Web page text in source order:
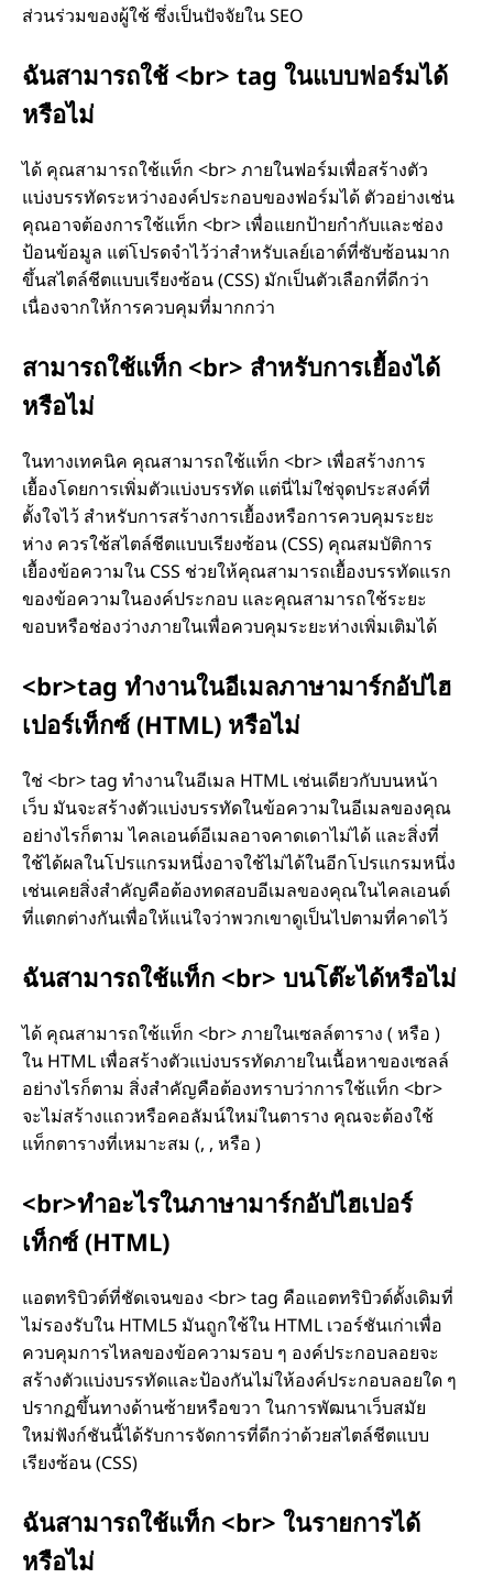
ส่วนร่วมของผู้ใช้ ซึ่งเป็นปัจจัยใน SEO
ฉันสามารถใช้ <br> tag ในแบบฟอร์มได้
หรือไม่
ได้ คุณสามารถใช้แท็ก <br> ภายในฟอร์มเพื่อสร้างตัว
แบ่งบรรทัดระหว่างองค์ประกอบของฟอร์มได้ ตัวอย่างเช่น
คุณอาจต้องการใช้แท็ก <br> เพื่อแยกป้ายกํากับและช่อง
ป้อนข้อมูล แต่โปรดจําไว้ว่าสําหรับเลย์เอาต์ที่ซับซ้อนมาก
ขึ้นสไตล์ชีตแบบเรียงซ้อน (CSS) มักเป็นตัวเลือกที่ดีกว่า
เนื่องจากให้การควบคุมที่มากกว่า
สามารถใช้แท็ก <br> สําหรับการเยื้องได้
หรือไม่
ในทางเทคนิค คุณสามารถใช้แท็ก <br> เพื่อสร้างการ
เยื้องโดยการเพิ่มตัวแบ่งบรรทัด แต่นี่ไม่ใช่จุดประสงค์ที่
ตั้งใจไว้ สําหรับการสร้างการเยื้องหรือการควบคุมระยะ
ห่าง ควรใช้สไตล์ชีตแบบเรียงซ้อน (CSS) คุณสมบัติการ
เยื้องข้อความใน CSS ช่วยให้คุณสามารถเยื้องบรรทัดแรก
ของข้อความในองค์ประกอบ และคุณสามารถใช้ระยะ
ขอบหรือช่องว่างภายในเพื่อควบคุมระยะห่างเพิ่มเติมได้
<br>tag ทํางานในอีเมลภาษามาร์กอัปไฮ
เปอร์เท็กซ์ (HTML) หรือไม่
ใช่ <br> tag ทํางานในอีเมล HTML เช่นเดียวกับบนหน้า
เว็บ มันจะสร้างตัวแบ่งบรรทัดในข้อความในอีเมลของคุณ
อย่างไรก็ตาม ไคลเอนต์อีเมลอาจคาดเดาไม่ได้ และสิ่งที่
ใช้ได้ผลในโปรแกรมหนึ่งอาจใช้ไม่ได้ในอีกโปรแกรมหนึ่ง
เช่นเคยสิ่งสําคัญคือต้องทดสอบอีเมลของคุณในไคลเอนต์
ที่แตกต่างกันเพื่อให้แน่ใจว่าพวกเขาดูเป็นไปตามที่คาดไว้
ฉันสามารถใช้แท็ก <br> บนโต๊ะได้หรือไม่
ได้ คุณสามารถใช้แท็ก <br> ภายในเซลล์ตาราง ( หรือ )
ใน HTML เพื่อสร้างตัวแบ่งบรรทัดภายในเนื้อหาของเซลล์
อย่างไรก็ตาม สิ่งสําคัญคือต้องทราบว่าการใช้แท็ก <br>
จะไม่สร้างแถวหรือคอลัมน์ใหม่ในตาราง คุณจะต้องใช้
แท็กตารางที่เหมาะสม (, , หรือ )
<br>ทําอะไรในภาษามาร์กอัปไฮเปอร์
เท็กซ์ (HTML)
แอตทริบิวต์ที่ชัดเจนของ <br> tag คือแอตทริบิวต์ดั้งเดิมที่
ไม่รองรับใน HTML5 มันถูกใช้ใน HTML เวอร์ชันเก่าเพื่อ
ควบคุมการไหลของข้อความรอบ ๆ องค์ประกอบลอยจะ
สร้างตัวแบ่งบรรทัดและป้องกันไม่ให้องค์ประกอบลอยใด ๆ
ปรากฏขึ้นทางด้านซ้ายหรือขวา ในการพัฒนาเว็บสมัย
ใหม่ฟังก์ชันนี้ได้รับการจัดการที่ดีกว่าด้วยสไตล์ชีตแบบ
เรียงซ้อน (CSS)
ฉันสามารถใช้แท็ก <br> ในรายการได้
หรือไม่